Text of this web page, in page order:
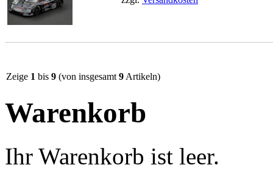
Zeige 1 bis 9 (von insgesamt 9 Artikeln)
Warenkorb
Ihr Warenkorb ist leer.